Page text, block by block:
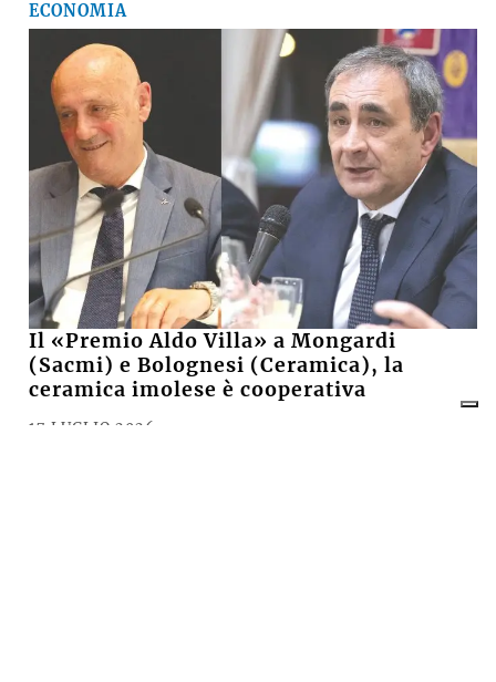
ECONOMIA
Il «Premio Aldo Villa» a Mongardi
(Sacmi) e Bolognesi (Ceramica), la
ceramica imolese è cooperativa
17 LUGLIO 2026